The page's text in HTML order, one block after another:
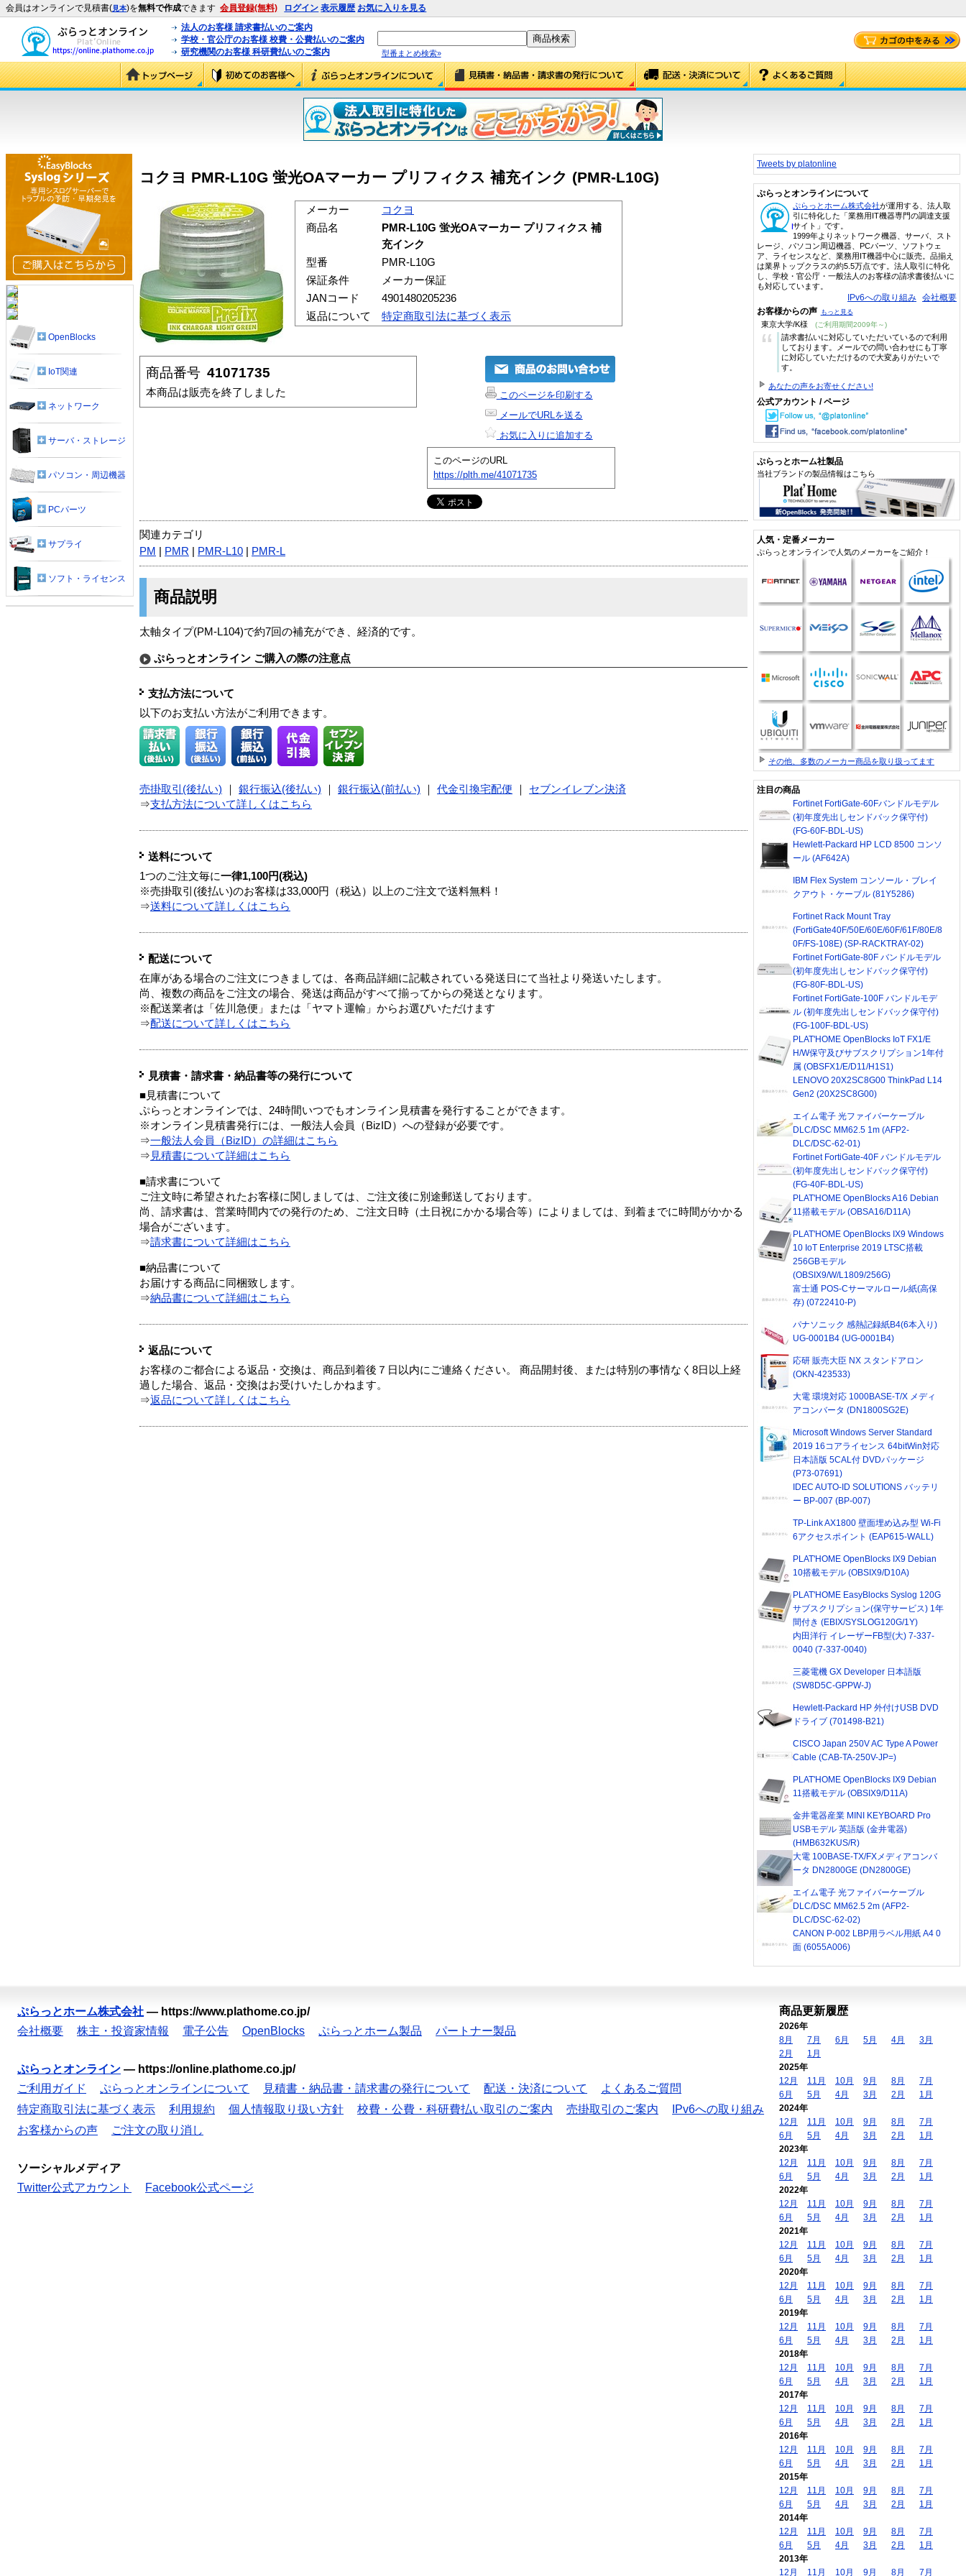
会員はオンラインで見積書(見本)を無料で作成できます 会員登録(無料) ログイン 表示履歴 お気に入りを見る
法人のお客様 請求書払いのご案内
学校・官公庁のお客様 校費・公費払いのご案内
研究機関のお客様 科研費払いのご案内
型番まとめ検索»
コクヨ PMR-L10G 蛍光OAマーカー プリフィクス 補充インク (PMR-L10G)
メーカー
コクヨ
商品名
PMR-L10G 蛍光OAマーカー プリフィクス 補
充インク
型番
PMR-L10G
保証条件
メーカー保証
JANコード
4901480205236
返品について
特定商取引法に基づく表示
商品番号 41071735
本商品は販売を終了しました
このページを印刷する
メールでURLを送る
お気に入りに追加する
このページのURL
https://plth.me/41071735
関連カテゴリ
PM
PMR PMR-L10 PMR-L
商品説明
太軸タイプ(PM-L104)で約7回の補充ができ、経済的です。
ぷらっとオンライン ご購入の際の注意点
支払方法について
以下のお支払い方法がご利用できます。
売掛取引(後払い) 銀行振込(後払い) 銀行振込(前払い) 代金引換宅配便
セブンイレブン決済
⇒支払方法について詳しくはこちら
送料について
1つのご注文毎に一律1,100円(税込)
※売掛取引(後払い)のお客様は33,000円（税込）以上のご注文で送料無料！
⇒送料について詳しくはこちら
配送について
在庫がある場合のご注文につきましては、各商品詳細に記載されている発送日にて当社より発送いたします。
尚、複数の商品をご注文の場合、発送は商品がすべて揃ってからの発送となります。
※配送業者は「佐川急便」または「ヤマト運輸」からお選びいただけます
⇒配送について詳しくはこちら
見積書・請求書・納品書等の発行について
■見積書について
ぷらっとオンラインでは、24時間いつでもオンライン見積書を発行することができます。
※オンライン見積書発行には、一般法人会員（BizID）への登録が必要です。
⇒一般法人会員（BizID）の詳細はこちら
⇒ 見積書について詳細はこちら
■請求書について
ご注文時に希望されたお客様に関しましては、ご注文後に別途郵送しております。
尚、請求書は、営業時間内での発行のため、ご注文日時（土日祝にかかる場合等）によりましては、到着までに時間がかかる
場合がございます。
⇒請求書について詳細はこちら
■納品書について
お届けする商品に同梱致します。
⇒納品書について詳細はこちら
返品について
お客様のご都合による返品・交換は、商品到着後７日以内にご連絡ください。 商品開封後、または特別の事情なく8日以上経
過した場合、返品・交換はお受けいたしかねます。
⇒返品について詳しくはこちら
OpenBlocks
IoT関連
ネットワーク
サーバ・ストレージ
パソコン・周辺機器
PCパーツ
サプライ
ソフト・ライセンス
Tweets by platonline
ぷらっとオンラインについて
ぷらっとホーム株式会社が運用する、法人取
引に特化した「業務用IT機器専門の調達支援
サイト」です。
1999年よりネットワーク機器、サーバ、スト
レージ、パソコン周辺機器、PCパーツ、ソフトウェ
ア、ライセンスなど、業務用IT機器中心に販売。品揃え
は業界トップクラスの約5.5万点です。法人取引に特化
し、学校・官公庁・一般法人のお客様の請求書後払いに
も対応しています。
IPv6への取り組み 会社概要
お客様からの声 もっと見る
東京大学/K様 (ご利用期間2009年～)
“
請求書払いに対応していただいているので利用
しております。メールでの問い合わせにも丁寧
に対応していただけるので大変ありがたいで
す。
あなたの声をお寄せください!
公式アカウント / ページ
ぷらっとホーム社製品
当社ブランドの製品情報はこちら
人気・定番メーカー
ぷらっとオンラインで人気のメーカーをご紹介！
その他、多数のメーカー商品を取り扱ってます
注目の商品
Fortinet FortiGate-60Fバンドルモデル
(初年度先出しセンドバック保守付)
(FG-60F-BDL-US)
Hewlett-Packard HP LCD 8500 コンソ
ール (AF642A)
IBM Flex System コンソール・ブレイ
クアウト・ケーブル (81Y5286)
Fortinet Rack Mount Tray
(FortiGate40F/50E/60E/60F/61F/80E/8
0F/FS-108E) (SP-RACKTRAY-02)
Fortinet FortiGate-80F バンドルモデル
(初年度先出しセンドバック保守付)
(FG-80F-BDL-US)
Fortinet FortiGate-100F バンドルモデ
ル (初年度先出しセンドバック保守付)
(FG-100F-BDL-US)
PLAT'HOME OpenBlocks IoT FX1/E
H/W保守及びサブスクリプション1年付
属 (OBSFX1/E/D11/H1S1)
LENOVO 20X2SC8G00 ThinkPad L14
Gen2 (20X2SC8G00)
エイム電子 光ファイバーケーブル
DLC/DSC MM62.5 1m (AFP2-
DLC/DSC-62-01)
Fortinet FortiGate-40F バンドルモデル
(初年度先出しセンドバック保守付)
(FG-40F-BDL-US)
PLAT'HOME OpenBlocks A16 Debian
11搭載モデル (OBSA16/D11A)
PLAT'HOME OpenBlocks IX9 Windows
10 IoT Enterprise 2019 LTSC搭載
256GBモデル
(OBSIX9/W/L1809/256G)
富士通 POS-Cサーマルロール紙(高保
存) (0722410-P)
パナソニック 感熱記録紙B4(6本入り)
UG-0001B4 (UG-0001B4)
応研 販売大臣 NX スタンドアロン
(OKN-423533)
大電 環境対応 1000BASE-T/X メディ
アコンバータ (DN1800SG2E)
Microsoft Windows Server Standard
2019 16コアライセンス 64bitWin対応
日本語版 5CAL付 DVDパッケージ
(P73-07691)
IDEC AUTO-ID SOLUTIONS バッテリ
ー BP-007 (BP-007)
TP-Link AX1800 壁面埋め込み型 Wi-Fi
6アクセスポイント (EAP615-WALL)
PLAT'HOME OpenBlocks IX9 Debian
10搭載モデル (OBSIX9/D10A)
PLAT'HOME EasyBlocks Syslog 120G
サブスクリプション(保守サービス) 1年
間付き (EBIX/SYSLOG120G/1Y)
内田洋行 イレーザーFB型(大) 7-337-
0040 (7-337-0040)
三菱電機 GX Developer 日本語版
(SW8D5C-GPPW-J)
Hewlett-Packard HP 外付けUSB DVD
ドライブ (701498-B21)
CISCO Japan 250V AC Type A Power
Cable (CAB-TA-250V-JP=)
PLAT'HOME OpenBlocks IX9 Debian
11搭載モデル (OBSIX9/D11A)
金井電器産業 MINI KEYBOARD Pro
USBモデル 英語版 (金井電器)
(HMB632KUS/R)
大電 100BASE-TX/FXメディアコンバ
ータ DN2800GE (DN2800GE)
エイム電子 光ファイバーケーブル
DLC/DSC MM62.5 2m (AFP2-
DLC/DSC-62-02)
CANON P-002 LBP用ラベル用紙 A4 0
面 (6055A006)
ぷらっとホーム株式会社 — https://www.plathome.co.jp/
会社概要
株主・投資家情報 電子公告 OpenBlocks ぷらっとホーム製品 パートナー製品
ぷらっとオンライン — https://online.plathome.co.jp/
ご利用ガイド
ぷらっとオンラインについて 見積書・納品書・請求書の発行について 配送・決済について
よくあるご質問
特定商取引法に基づく表示
利用規約 個人情報取り扱い方針 校費・公費・科研費払い取引のご案内 売掛取引のご案内
IPv6への取り組み
お客様からの声
ご注文の取り消し
ソーシャルメディア
Twitter公式アカウント
Facebook公式ページ
商品更新履歴
2026年
8月
7月 6月 5月 4月
3月
2月
1月
2025年
12月
11月 10月 9月 8月
7月
6月
5月 4月 3月 2月
1月
2024年
12月
11月 10月 9月 8月
7月
6月
5月 4月 3月 2月
1月
2023年
12月
11月 10月 9月 8月
7月
6月
5月 4月 3月 2月
1月
2022年
12月
11月 10月 9月 8月
7月
6月
5月 4月 3月 2月
1月
2021年
12月
11月 10月 9月 8月
7月
6月
5月 4月 3月 2月
1月
2020年
12月
11月 10月 9月 8月
7月
6月
5月 4月 3月 2月
1月
2019年
12月
11月 10月 9月 8月
7月
6月
5月 4月 3月 2月
1月
2018年
12月
11月 10月 9月 8月
7月
6月
5月 4月 3月 2月
1月
2017年
12月
11月 10月 9月 8月
7月
6月
5月 4月 3月 2月
1月
2016年
12月
11月 10月 9月 8月
7月
6月
5月 4月 3月 2月
1月
2015年
12月
11月 10月 9月 8月
7月
6月
5月 4月 3月 2月
1月
2014年
12月
11月 10月 9月 8月
7月
6月
5月 4月 3月 2月
1月
2013年
12月
11月 10月 9月 8月 7月